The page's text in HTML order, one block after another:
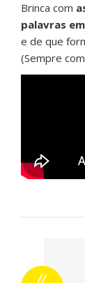
Brinca com
palavras
e de que
(Sempre